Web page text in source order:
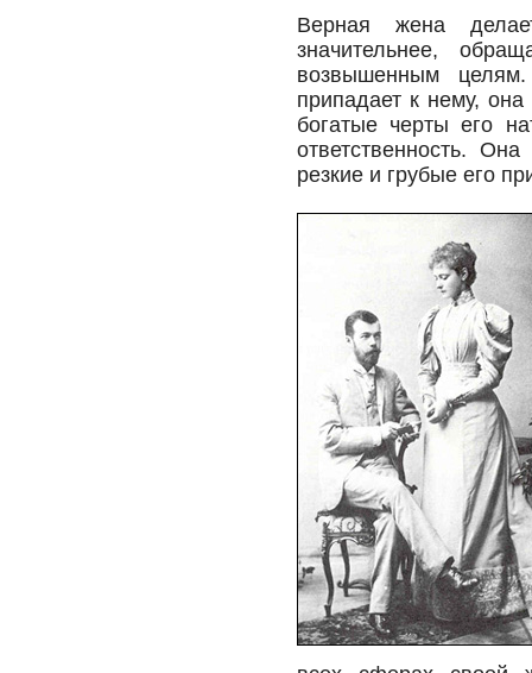
Верная жена
значительнее,
возвышенным
припадает к нему,
богатые черты его
ответственность.
резкие и грубые его